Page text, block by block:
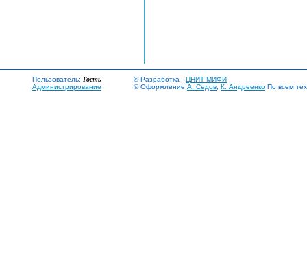
Пользователь: Гость
Администрирование
© Разработка - ЦНИТ МИФИ
© Оформление А. Седов К. Андреенко По всем